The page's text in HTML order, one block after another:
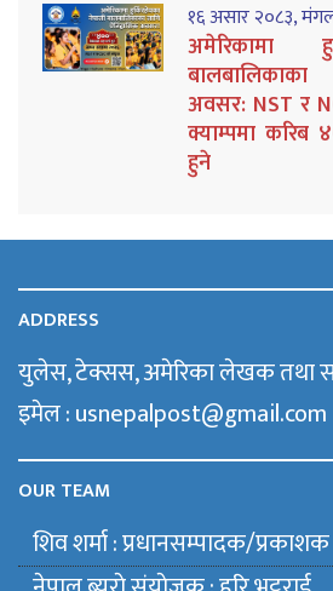
१६ असार २०८३,
अमेरिकामा
अवसर: NST र
क्याम्पमा करिब
हुने
ADDRESS
युलेस, टेक्सस, अमेरिका लेखक तथा
इमेल : usnepalpost@gmail.com
OUR TEAM
शिव शर्मा : प्रधानसम्पादक/प्रकाशक